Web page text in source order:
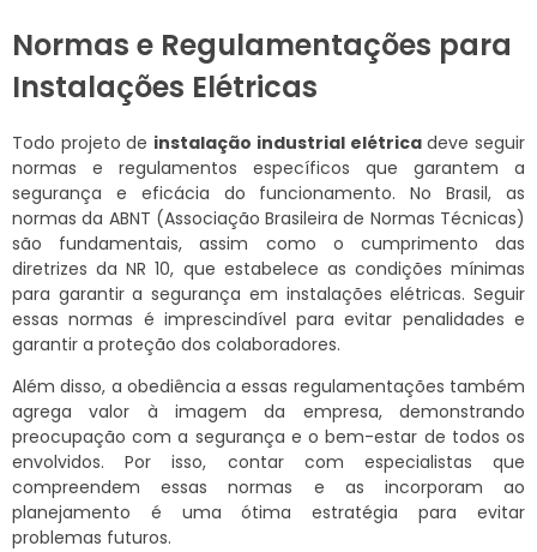
Normas e Regulamentações para
Instalações Elétricas
Todo projeto de instalação industrial elétricadeve seguir
normas e regulamentos específicos que garantem a
segurança e eficácia do funcionamento. No Brasil, as
normas da ABNT (Associação Brasileira de Normas Técnicas)
são fundamentais, assim como o cumprimento das
diretrizes da NR 10, que estabelece as condições mínimas
para garantir a segurança em instalações elétricas. Seguir
essas normas é imprescindível para evitar penalidades e
garantir a proteção dos colaboradores.
Além disso, a obediência a essas regulamentações também
agrega valor à imagem da empresa, demonstrando
preocupação com a segurança e o bem-estar de todos os
envolvidos. Por isso, contar com especialistas que
compreendem essas normas e as incorporam ao
planejamento é uma ótima estratégia para evitar
problemas futuros.